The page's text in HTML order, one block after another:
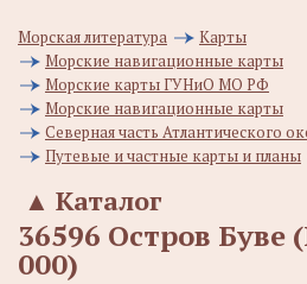
Морская литература
Карты
Морские навигационные карты
Морские карты ГУНиО МО РФ
Морские навигационные карты
Северная часть Атлантического
Путевые и частные карты и планы
Каталог
▲
36596 Остров Буве
000)